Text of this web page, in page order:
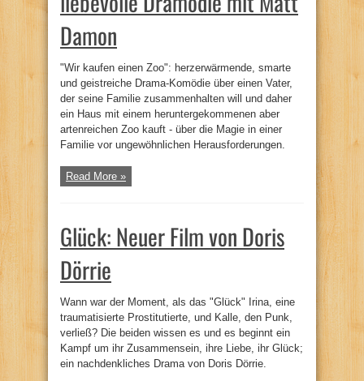
Damon
"Wir kaufen einen Zoo": herzerwärmende, smarte
und geistreiche Drama-Komödie über einen Vater,
der seine Familie zusammenhalten will und daher
ein Haus mit einem heruntergekommenen aber
artenreichen Zoo kauft - über die Magie in einer
Familie vor ungewöhnlichen Herausforderungen.
Read More »
Glück: Neuer Film von Doris
Dörrie
Wann war der Moment, als das "Glück" Irina, eine
traumatisierte Prostitutierte, und Kalle, den Punk,
verließ? Die beiden wissen es und es beginnt ein
Kampf um ihr Zusammensein, ihre Liebe, ihr Glück;
ein nachdenkliches Drama von Doris Dörrie.